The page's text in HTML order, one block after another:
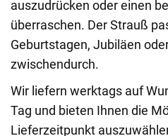
auszudrücken oder einen
überraschen. Der Strauß
Geburtstagen, Jubiläen
zwischendurch.
Wir liefern werktags auf
Tag und bieten Ihnen die
Lieferzeitpunkt